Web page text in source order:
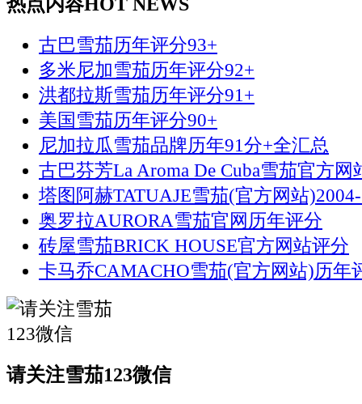
古巴雪茄历年评分93+
多米尼加雪茄历年评分92+
洪都拉斯雪茄历年评分91+
美国雪茄历年评分90+
尼加拉瓜雪茄品牌历年91分+全汇总
古巴芬芳La Aroma De Cuba雪茄官方网
塔图阿赫TATUAJE雪茄(官方网站
奥罗拉AURORA雪茄官网历年评分
砖屋雪茄BRICK HOUSE官方网站评分
卡马乔CAMACHO雪茄(官方网站)历年
请关注雪茄123微信